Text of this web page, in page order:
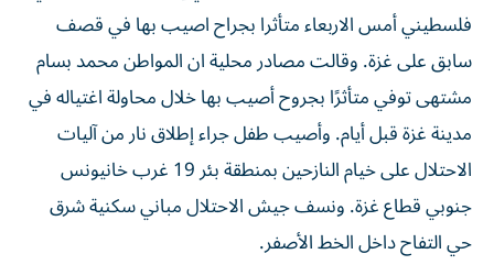
فلسطيني أمس الاربعاء متأثرا بجراح اصيب بها في قصف
سابق على غزة. وقالت مصادر محلية ان المواطن محمد بسام
مشتهى توفي متأثرًا بجروح أصيب بها خلال محاولة اغتياله في
مدينة غزة قبل أيام. وأصيب طفل جراء إطلاق نار من آليات
الاحتلال على خيام النازحين بمنطقة بئر 19 غرب خانيونس
جنوبي قطاع غزة. ونسف جيش الاحتلال مباني سكنية شرق
حي التفاح داخل الخط الأصفر.